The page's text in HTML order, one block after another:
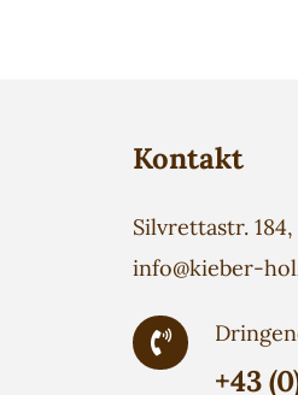
Kontakt
Silvrettastr.
info@kieber-
+43